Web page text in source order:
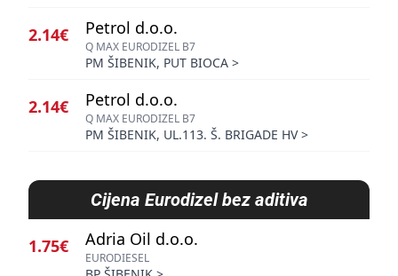
2.14€ Petrol d.o.o.
Q MAX EURODIZEL B7
PM ŠIBENIK, PUT BIOCA >
2.14€ Petrol d.o.o.
Q MAX EURODIZEL B7
PM ŠIBENIK, UL.113. Š. BRIGADE HV>
Cijena Eurodizel bez aditiva
1.75€ Adria Oil d.o.o.
EURODIESEL